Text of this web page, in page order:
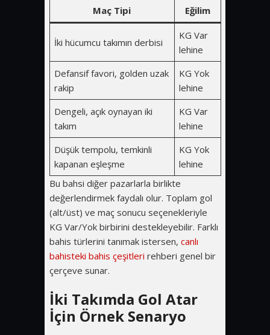
Maç Tipi Eğilim
İki hücumcu takımın derbisi
KG Var
lehine
Defansif favori, golden uzak
rakip
KG Yok
lehine
Dengeli, açık oynayan iki
takım
KG Var
lehine
Düşük tempolu, temkinli
kapanan eşleşme
KG Yok
lehine
Bu bahsi diğer pazarlarla birlikte
değerlendirmek faydalı olur. Toplam gol
(alt/üst) ve maç sonucu seçenekleriyle
KG Var/Yok birbirini destekleyebilir. Farklı
bahis türlerini tanımak istersen, canlı
bahisteki bahis çeşitleri rehberi genel bir
çerçeve sunar.
İki Takımda Gol Atar
İçin Örnek Senaryo